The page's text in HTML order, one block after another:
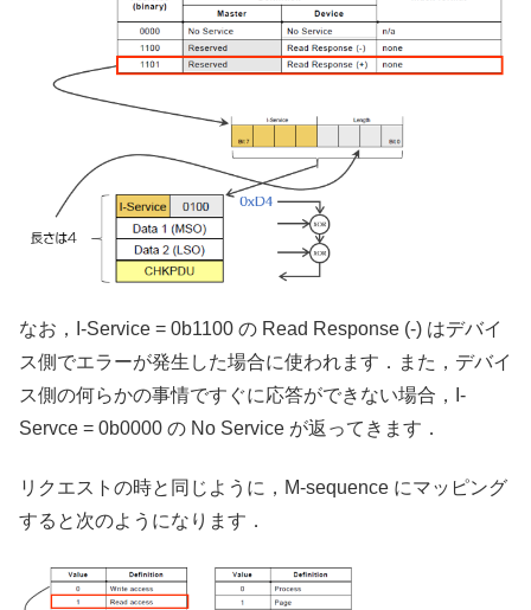
なお，I-Service = 0b1100 の Read Response (-) はデバイ
ス側でエラーが発生した場合に使われます．また，デバイ
ス側の何らかの事情ですぐに応答ができない場合，I-
Servce = 0b0000 の No Service が返ってきます．
リクエストの時と同じように，M-sequence にマッピング
すると次のようになります．